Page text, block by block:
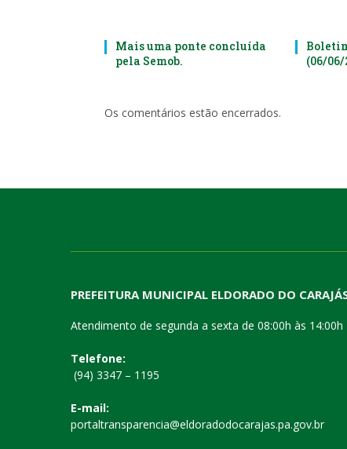
Mais uma ponte concluída
pela Semob.
(06/
Os comentários estão encerrados.
PREFEITURA MUNICIPAL ELDORADO DO
Atendimento de segunda a sexta de 08:00h às 14:00h
Telefone:
(94) 3347 – 1195
E-mail:
portaltransparencia@eldoradodocarajas.pa.gov.br